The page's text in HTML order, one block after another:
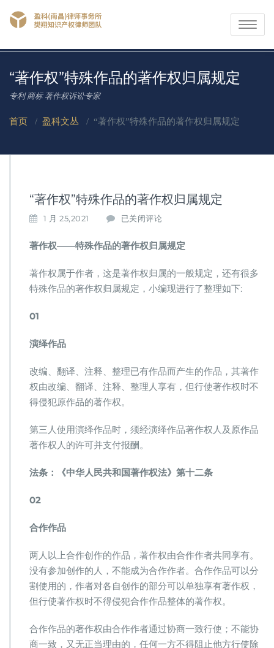
Toggle
“著作权”特殊作品的著作权归属规定
专利 商标 著作权诉讼专家
首页 / 盈科文丛 / “著作权”特殊作品的著作权归属规定
“著作权”特殊作品的著作权归属规定
1 月 25,2021
“著
权”
特
殊
作
品
属
规
定
已关闭评论
著作权——特殊作品的著作权归属规定
著作权属于作者，这是著作权归属的一般规定，还有很多
特殊作品的著作权归属规定，小编现进行了整理如下:
01
演绎作品
改编、翻译、注释、整理已有作品而产生的作品，其著作
权由改编、翻译、注释、整理人享有，但行使著作权时不
得侵犯原作品的著作权。
第三人使用演绎作品时，须经演绎作品著作权人及原作品
著作权人的许可并支付报酬。
法条：《中华人民共和国著作权法》第十二条
02
合作作品
两人以上合作创作的作品，著作权由合作作者共同享有。
没有参加创作的人，不能成为合作作者。合作作品可以分
割使用的，作者对各自创作的部分可以单独享有著作权，
但行使著作权时不得侵犯合作作品整体的著作权。
合作作品的著作权由合作作者通过协商一致行使；不能协
商一致，又无正当理由的，任何一方不得阻止他方行使除